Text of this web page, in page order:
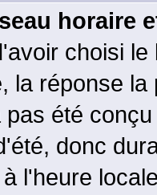
horaire
choisi
la réponse
été
donc
l'heure